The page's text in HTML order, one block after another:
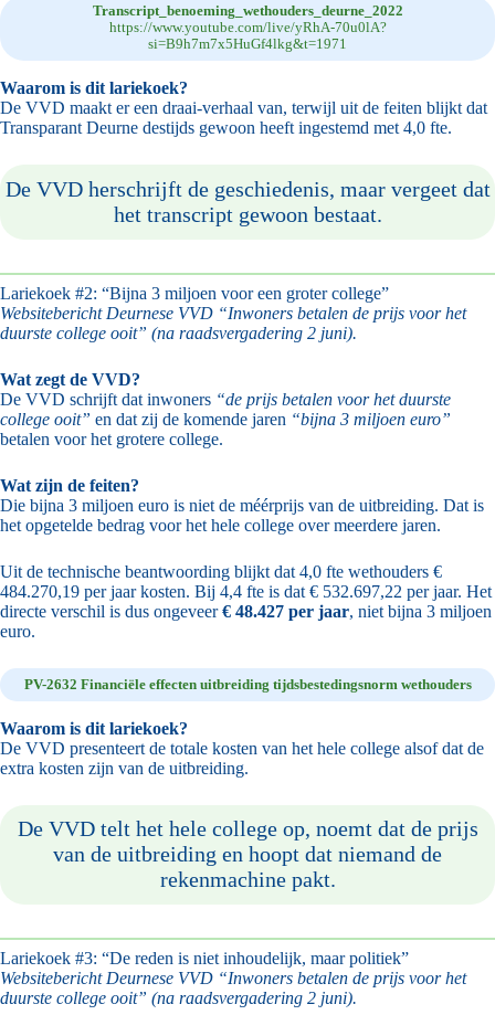
Transcript_benoeming_wethouders_deurne_2022
https://www.youtube.com/live/yRhA-70u0lA?
si=B9h7m7x5HuGf4lkg&t=1971
Waarom is dit lariekoek?
De VVD maakt er een draai-verhaal van, terwijl uit de feiten blijkt dat
Transparant Deurne destijds gewoon heeft ingestemd met 4,0 fte.
De VVD herschrijft de geschiedenis, maar vergeet dat
het transcript gewoon bestaat.
Lariekoek #2: “Bijna 3 miljoen voor een groter college”
Websitebericht Deurnese VVD “Inwoners betalen de prijs voor het
duurste college ooit” (na raadsvergadering 2 juni).
Wat zegt de VVD?
De VVD schrijft dat inwoners “de prijs betalen voor het duurste
college ooit” en dat zij de komende jaren “bijna 3 miljoen euro”
betalen voor het grotere college.
Wat zijn de feiten?
Die bijna 3 miljoen euro is niet de méérprijs van de uitbreiding. Dat is
het opgetelde bedrag voor het hele college over meerdere jaren.
Uit de technische beantwoording blijkt dat 4,0 fte wethouders €
484.270,19 per jaar kosten. Bij 4,4 fte is dat € 532.697,22 per jaar. Het
directe verschil is dus ongeveer€ 48.427 per jaar, niet bijna 3 miljoen
euro.
PV-2632 Financiële effecten uitbreiding tijdsbestedingsnorm wethouders
Waarom is dit lariekoek?
De VVD presenteert de totale kosten van het hele college alsof dat de
extra kosten zijn van de uitbreiding.
De VVD telt het hele college op, noemt dat de prijs
van de uitbreiding en hoopt dat niemand de
rekenmachine pakt.
Lariekoek #3: “De reden is niet inhoudelijk, maar politiek”
Websitebericht Deurnese VVD “Inwoners betalen de prijs voor het
duurste college ooit” (na raadsvergadering 2 juni).